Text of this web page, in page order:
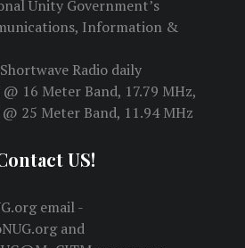
Unity Government’s
Information &
Radio daily
16 Meter Band, 17.79 MHz,
25 Meter Band, 11.94 MHz
US!
email -
and